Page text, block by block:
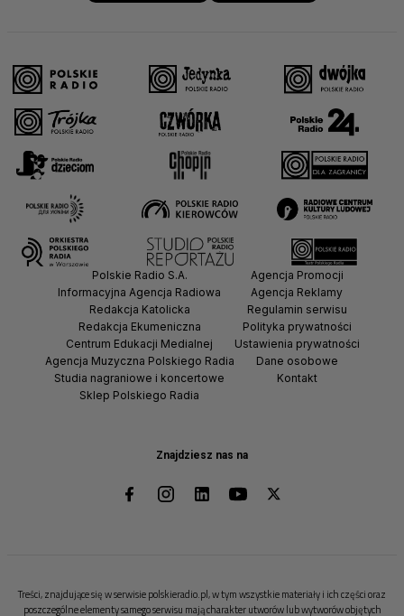
Żeglarstwo
Znajdziesz nas na
Polskie Radio S.A.
Informacyjna Agencja Radiowa
Redakcja Katolicka
Redakcja Ekumeniczna
Centrum Edukacji Medialnej
Agencja Muzyczna Polskiego Radia
Studia nagraniowe i koncertowe
Sklep Polskiego Radia
Agencja Promocji
Agencja Reklamy
Regulamin serwisu
Polityka prywatności
Ustawienia prywatności
Dane osobowe
Kontakt
Treści, znajdujące się w serwisie polskieradio.pl, w tym wszystkie materiały i ich części oraz
poszczególne elementy samego serwisu mają charakter utworów lub wytworów objętych